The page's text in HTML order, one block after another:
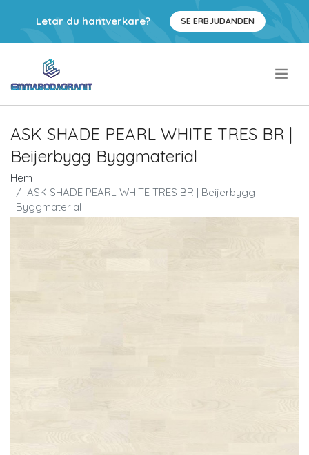
Letar du hantverkare? SE ERBJUDANDEN
ASK SHADE PEARL WHITE TRES BR |
Beijerbygg Byggmaterial
Hem
ASK SHADE PEARL WHITE TRES BR | Beijerbygg
Byggmaterial